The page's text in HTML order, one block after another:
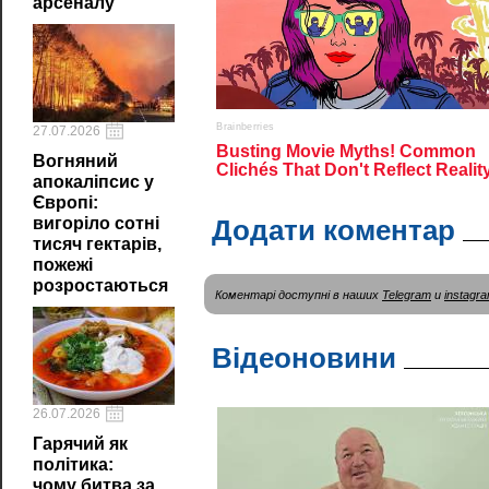
27.07.2026
Вогняний
апокаліпсис у
Європі:
вигоріло сотні
тисяч гектарів,
пожежі
розростаються
26.07.2026
Гарячий як
політика:
чому битва за
Додати коментар
Коментарі доступні в наших Telegram и
Відеоновини